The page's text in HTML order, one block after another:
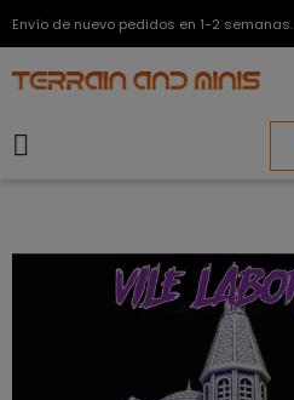
Envío de nuevo pedidos en 1-2 semanas.